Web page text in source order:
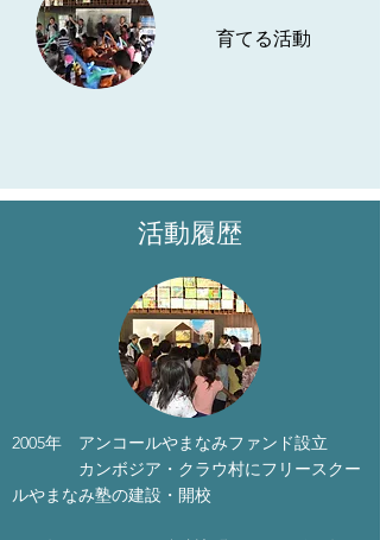
育てる活動
活動履歴
​2005年 アンコールやまなみファンド設立
カンボジア・クラウ村にフリースクー
ルやまなみ塾の建設・開校